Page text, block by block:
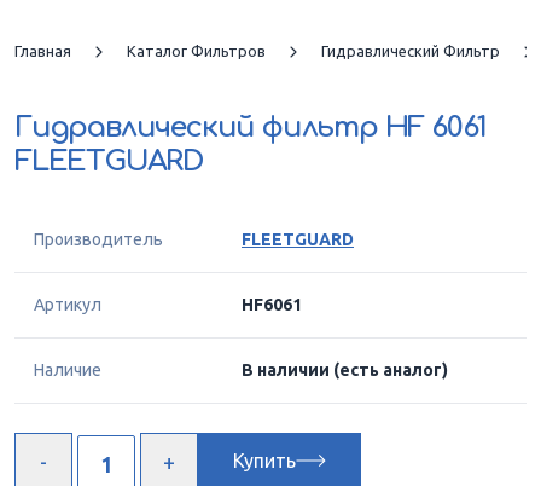
Главная Каталог Фильтров Гидравлический Фильтр
Гидравлический фильтр HF 6061
FLEETGUARD
Производитель FLEETGUARD
Артикул HF6061
Наличие В наличии (есть аналог)
Купить